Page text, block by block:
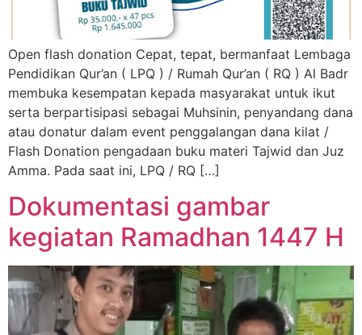
Open flash donation Cepat, tepat, bermanfaat Lembaga
Pendidikan Qur’an ( LPQ ) / Rumah Qur’an ( RQ ) Al Badr
membuka kesempatan kepada masyarakat untuk ikut
serta berpartisipasi sebagai Muhsinin, penyandang dana
atau donatur dalam event penggalangan dana kilat /
Flash Donation pengadaan buku materi Tajwid dan Juz
Amma. Pada saat ini, LPQ / RQ […]
Dokumentasi gambar
kegiatan Ramadhan 1447 H